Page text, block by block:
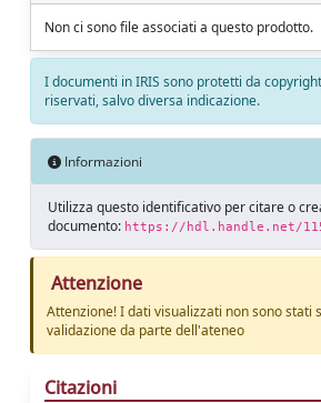
Non ci sono file associati a questo prodotto.
I documenti in IRIS sono protetti da
riservati, salvo diversa indicazione.
Informazioni
Utilizza questo identificativo per citare o
documento: https://hdl.handle.net/
Attenzione
Attenzione! I dati visualizzati non sono stati
validazione da parte dell'ateneo
Citazioni